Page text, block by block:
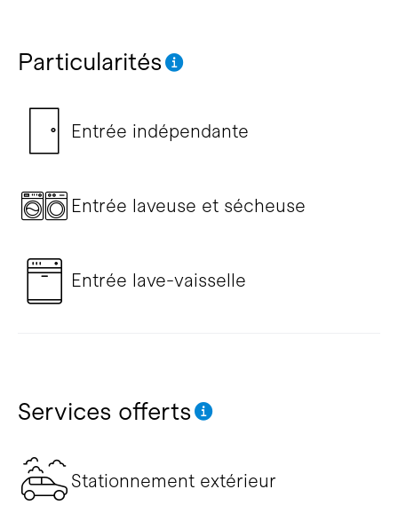
Particularités
Entrée indépendante
Entrée laveuse et sécheuse
Entrée lave-vaisselle
Services offerts
Stationnement extérieur